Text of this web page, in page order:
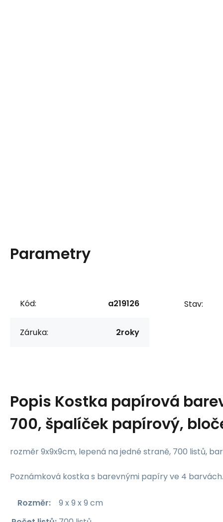
Parametry
Kód: a219126
Záruka: 2roky
Stav:
Popis Kostka papírová
700, špalíček papírový,
rozměr 9x9x9cm, lepená na jedné straně, 700 listů,
Poznámková kostka s barevnými papíry ve 4 barvách.
Rozměr:
9 x 9 x 9 cm